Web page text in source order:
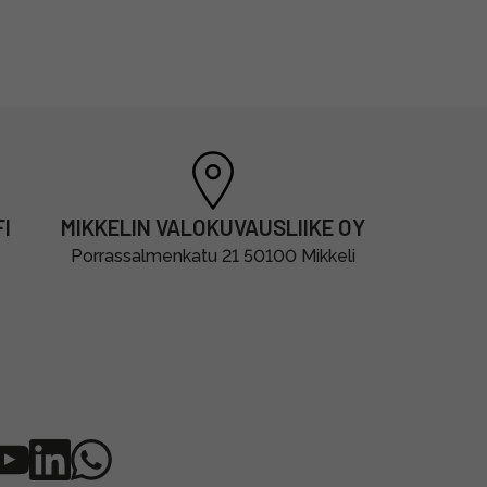
MIKKELIN VALOKUVAUSLIIKE OY
Porrassalmenkatu 21 50100 Mikkeli